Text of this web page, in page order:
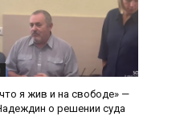
я жив и на свободе» —
о решении суда